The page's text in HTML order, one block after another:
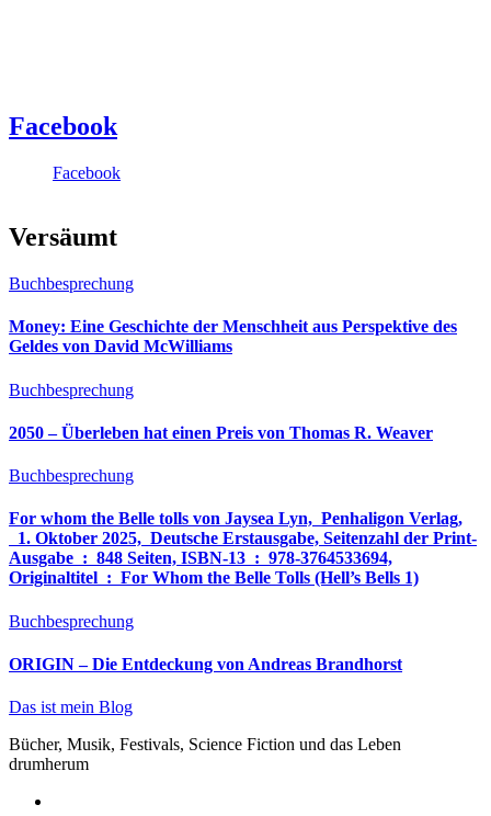
Facebook
Facebook
Versäumt
Buchbesprechung
Money: Eine Geschichte der Menschheit aus Perspektive des
Geldes von David McWilliams
Buchbesprechung
2050 – Überleben hat einen Preis von Thomas R. Weaver
Buchbesprechung
For whom the Belle tolls von Jaysea Lyn, ‎ Penhaligon Verlag,
‎ 1. Oktober 2025, ‎ Deutsche Erstausgabe, Seitenzahl der Print-
Ausgabe ‏ : ‎ 848 Seiten, ISBN-13 ‏ : ‎ 978-3764533694,
Originaltitel ‏ : ‎ For Whom the Belle Tolls (Hell’s Bells 1)
Buchbesprechung
ORIGIN – Die Entdeckung von Andreas Brandhorst
Das ist mein Blog
Bücher, Musik, Festivals, Science Fiction und das Leben
drumherum